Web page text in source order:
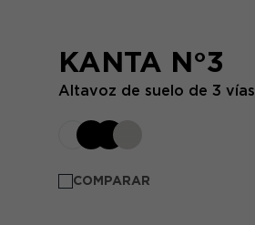
KANTA N°3
Altavoz de suelo de 3 vías
COMPARAR